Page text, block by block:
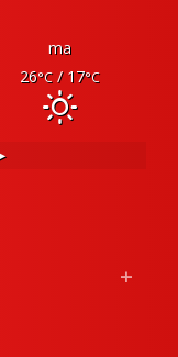
ma
26°C/ 17°C